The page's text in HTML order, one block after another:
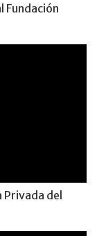
Fundación
Privada del